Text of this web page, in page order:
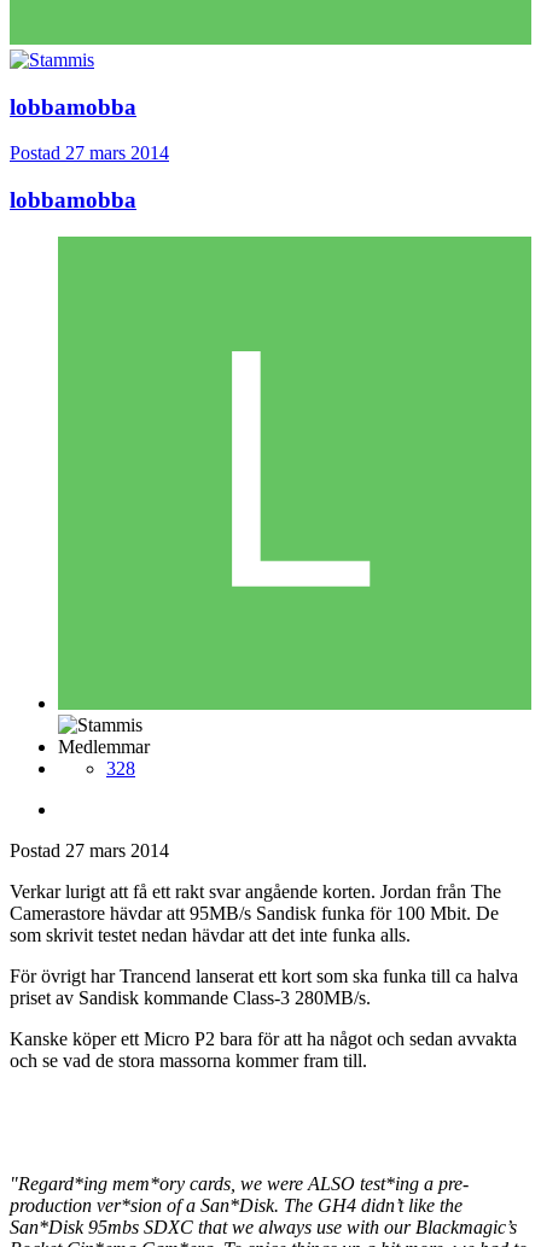
lobbamobba
Postad 27 mars 2014
lobbamobba
Medlemmar
328
Postad 27 mars 2014
Verkar lurigt att få ett rakt svar angående korten. Jordan från The
Camerastore hävdar att 95MB/s Sandisk funka för 100 Mbit. De
som skrivit testet nedan hävdar att det inte funka alls.
För övrigt har Trancend lanserat ett kort som ska funka till ca halva
priset av Sandisk kommande Class-3 280MB/s.
Kanske köper ett Micro P2 bara för att ha något och sedan avvakta
och se vad de stora massorna kommer fram till.
"Regard*ing mem*ory cards, we were ALSO test*ing a pre-
production ver*sion of a San*Disk. The GH4 didn’t like the
San*Disk 95mbs SDXC that we always use with our Blackmagic’s